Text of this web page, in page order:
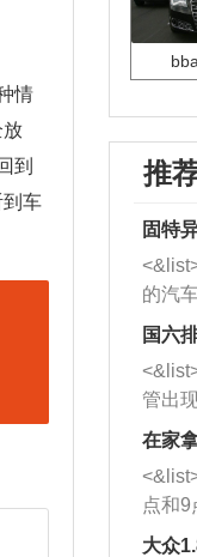
情
放
到
车
推
固特
的汽
牌，
也是
国六
管出
者是
堵塞
施。
杂物
三元
在家
点和9
方向
大众